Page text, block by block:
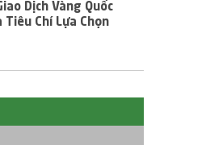
Dịch Vàng Quốc
Tiêu Chí Lựa Chọn